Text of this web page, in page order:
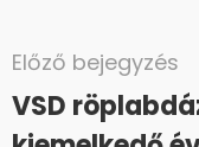
Előző bejegyzés
VSD